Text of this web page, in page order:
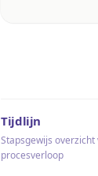
Tijdlijn
Stapsgewijs
procesverloop